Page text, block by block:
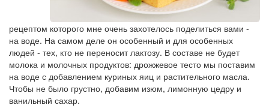
рецептом которого мне очень захотелось поделиться вами -
на воде. На самом деле он особенный и для особенных
людей - тех, кто не переносит лактозу. В составе не будет
молока и молочных продуктов: дрожжевое тесто мы поставим
на воде с добавлением куриных яиц и растительного масла.
Чтобы не было грустно, добавим изюм, лимонную цедру и
ванильный сахар.